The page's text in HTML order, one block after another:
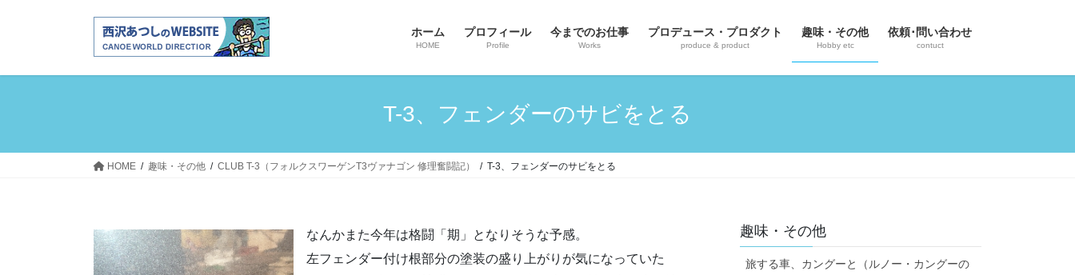
ホーム
HOME
プロフィール
Profile
今までのお仕事
Works
プロデュース・プロダクト
produce & product
趣味・その他
Hobby etc
依頼･問い合わせ
contuct
T-3、フェンダーのサビをとる
HOME 趣味・その他 CLUB T-3（フォルクスワーゲンT3ヴァナゴン 修理奮闘記） T-3、フェンダーのサビをとる
なんかまた今年は格闘「期」となりそうな予感。
左フェンダー付け根部分の塗装の盛り上がりが気になっていた
趣味・その他
旅する車、カングーと（ルノー・カングーの